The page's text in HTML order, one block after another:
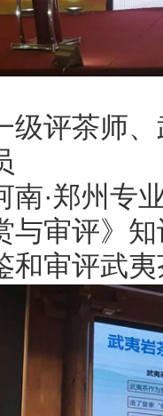
级评茶师
南·郑州专
与审评》
和审评武夷